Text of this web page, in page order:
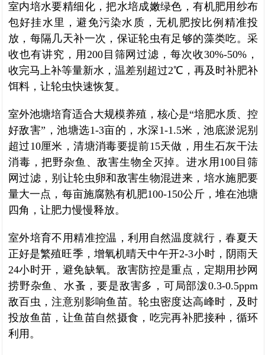
室内培水要精细化，把水培成嫩绿色，有机肥用纱布
包好挂水里，避免污染水质，无机肥按比例精准投
放，每隔几天补一次，保证轮虫有足够的藻类吃。采
收也有讲究，用200目筛网过滤，每次收30%-50%，
收完马上补等量新水，温差别超过2℃，再及时补肥补
饵料，让轮虫快速恢复。
室外池塘培育适合大规模养殖，核心是“培肥水质、控
好敌害”，池塘选1-3亩的，水深1-1.5米，池底淤泥别
超过10厘米，清塘消毒要提前15天做，用生石灰干法
消毒，把野杂鱼、敌害生物全灭掉。进水用100目筛
网过滤，别让轮虫卵和敌害生物混进来，培水施肥要
量大一点，每亩施腐熟有机肥100-150公斤，堆在池塘
四角，让肥力慢慢释放。
室外培育不用精准控温，利用自然温度就行，春夏天
正好是繁殖旺季，增氧机晴天中午开2-3小时，阴雨天
24小时开，避免缺氧。敌害防控是重点，定期用抄网
捞野杂鱼、水蚤，要是敌害多，可局部泼0.3-0.5ppm
敌百虫，注意别影响鱼苗。轮虫密度达高峰时，及时
投放鱼苗，让鱼苗自然摄食，吃完再补肥接种，循环
利用。